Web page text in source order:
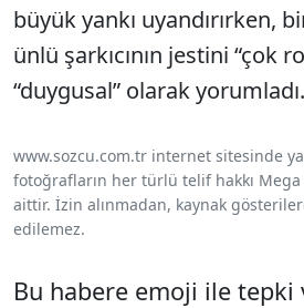
büyük yankı uyandırırken,
ünlü şarkıcının jestini “çok
“duygusal” olarak yorumladı.
www.sozcu.com.tr internet sitesinde
fotoğrafların her türlü telif hakkı Mega
aittir. İzin alınmadan, kaynak
edilemez.
Bu habere emoji ile tepki